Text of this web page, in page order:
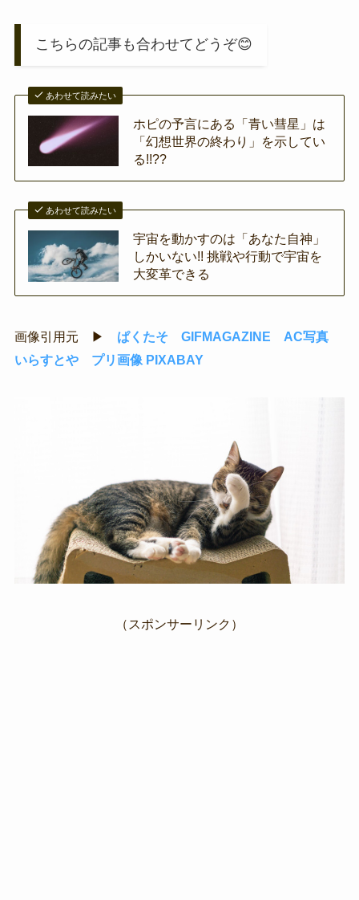
こちらの記事も合わせてどうぞ😊
あわせて読みたい
ホピの予言にある「青い彗星」は
「幻想世界の終わり」を示してい
る!!??
あわせて読みたい
宇宙を動かすのは「あなた自神」
しかいない!! 挑戦や行動で宇宙を
大変革できる
画像引用元 ▶ ぱくたそ GIFMAGAZINE
AC写真
いらすとや
プリ画像 PIXABAY
（スポンサーリンク）